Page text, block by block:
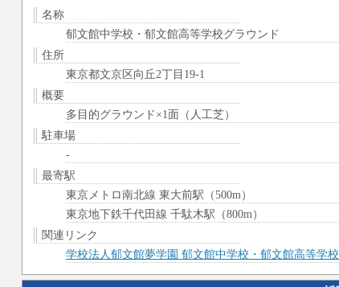
名称
郁文館中学校・郁文館高等学校グラウンド
住所
東京都文京区向丘2丁目19-1
概要
多目的グラウンド×1面（人工芝）
駐車場
-
最寄駅
東京メトロ南北線 東大前駅（500m）
東京地下鉄千代田線 千駄木駅（800m）
関連リンク
学校法人郁文館夢学園 郁文館中学校・郁文館高等学校